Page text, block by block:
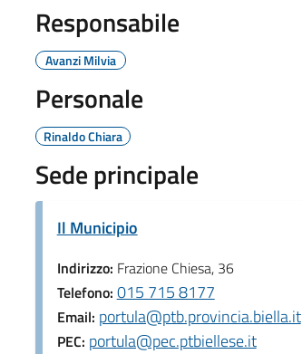
Responsabile
Avanzi Milvia
Personale
Rinaldo Chiara
Sede principale
Il Municipio
Indirizzo: Frazione Chiesa, 36
Telefono: 015 715 8177
Email: portula@ptb.provincia.biella.it
PEC: portula@pec.ptbiellese.it